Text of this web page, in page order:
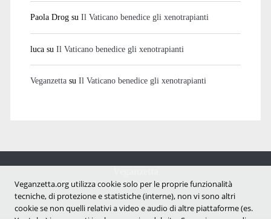
Paola Drogsu Il Vaticano benedice gli xenotrapianti
lucasu Il Vaticano benedice gli xenotrapianti
Veganzettasu Il Vaticano benedice gli xenotrapianti
Notizie dal mondo vegan e antispecista
Veganzetta.org utilizza cookie solo per le proprie funzionalità
tecniche, di protezione e statistiche (interne), non vi sono altri
cookie se non quelli relativi a video e audio di altre piattaforme (es.